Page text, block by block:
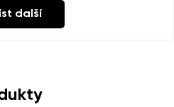
další